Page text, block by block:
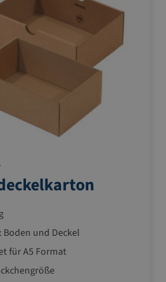
Boden und Deckel
für A5 Format